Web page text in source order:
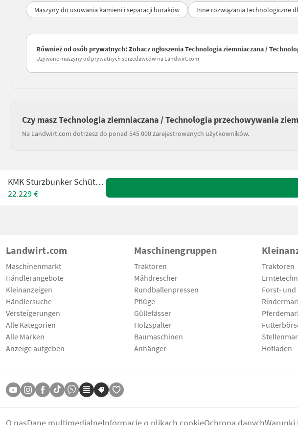
Maszyny do usuwania kamieni i separacji buraków Inne rozwiązania technologiczne
Również od osób prywatnych: Zobacz ogłoszenia Technologia ziemniaczana /
Używane maszyny od prywatnych sprzedawców na Landwirt.com
Czy masz Technologia ziemniaczana / Technologia przechowywania
Na Landwirt.com dotrzesz do ponad 545 000 zarejestrowanych użytkowników.
KMK Sturzbunker Schüttbunker
22.229 €
Landwirt.com
Maschinenmarkt
Händlerangebote
Kleinanzeigen
Händlersuche
Versteigerungen
Alle Kategorien
Alle Marken
Anzeige aufgeben
Maschinengruppen
Traktoren
Mähdrescher
Rundballenpressen
Pflüge
Güllefässer
Holzspalter
Baumaschinen
Anhänger
Traktoren
Forst-
Hofladen